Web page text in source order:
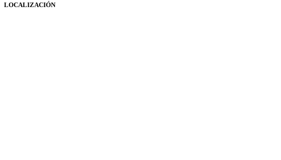
LOCALIZACIÓN